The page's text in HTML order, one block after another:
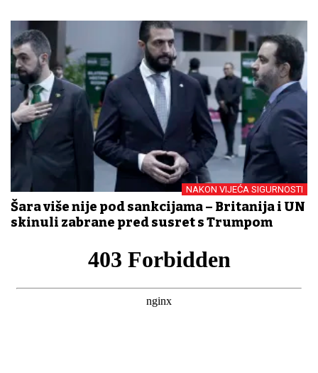
NAKON VIJEĆA SIGURNOSTI
Šara više nije pod sankcijama – Britanija i UN
skinuli zabrane pred susret s Trumpom